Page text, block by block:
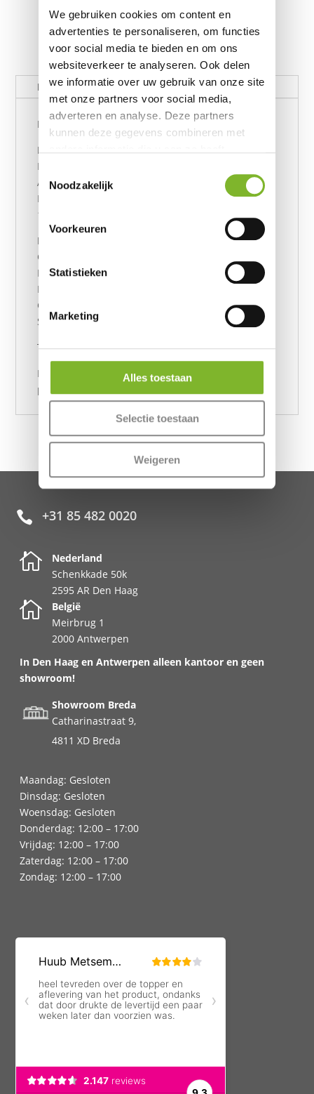
We gebruiken cookies om content en
advertenties te personaliseren, om functies
voor social media te bieden en om ons
websiteverkeer te analyseren. Ook delen
we informatie over uw gebruik van onze site
met onze partners voor social media,
adverteren en analyse. Deze partners
kunnen deze gegevens combineren met
basis van uw gebruik van hun services.
Toestemmingsselectie
Noodzakelijk
Voorkeuren
Statistieken
Marketing
Alles toestaan
Selectie toestaan
Weigeren
Beschrijving
Product: PRO+ matras 90x210
Productgegevens:
Matrastype: PRO+
Afmeting: 90x210
Hardheid: 33
1 kern/1 tijk
Persoonsgegevens:
Geslacht: vrouw
Leeftijd: 38 jaar
Lengte: 167 cm
Gewicht: 65 kg
Slaaphouding: zijslaper
Totaal: €398
Inclusief gratis bezorging en 120 nachten
proefslapen
 +31 85 482 0020

Nederland
Schenkkade 50k
2595 AR Den Haag

België
Meirbrug 1
2000 Antwerpen
In Den Haag en Antwerpen alleen kantoor en geen
showroom!
Showroom Breda
Catharinastraat 9,
4811 XD Breda
Maandag: Gesloten
Dinsdag: Gesloten
Woensdag: Gesloten
Donderdag: 12:00 – 17:00
Vrijdag: 12:00 – 17:00
Zaterdag: 12:00 – 17:00
Zondag: 12:00 – 17:00